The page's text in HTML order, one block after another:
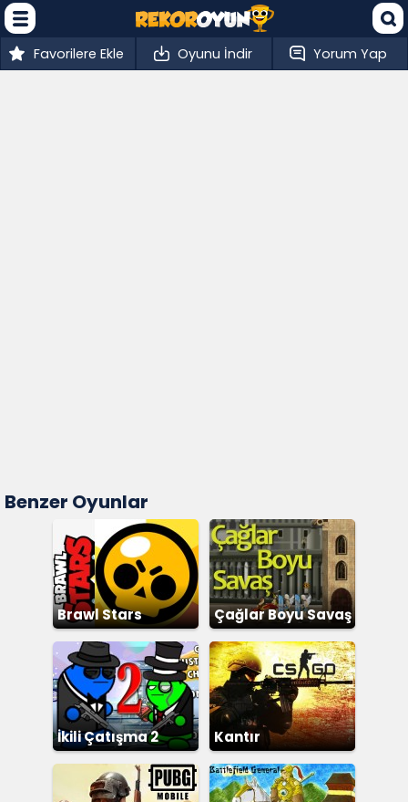
Favorilere Ekle Oyunu İndir Yorum Yap
Benzer Oyunlar
Brawl Stars Çağlar Boyu Savaş
İkili Çatışma 2 Kantır